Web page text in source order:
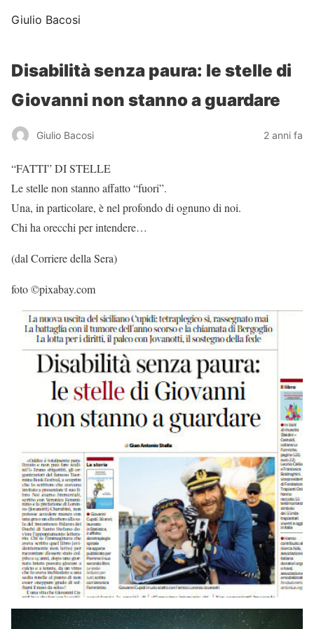
Giulio Bacosi
Disabilità senza paura: le stelle di
Giovanni non stanno a guardare
Giulio Bacosi 2 anni fa
“FATTI” DI STELLE
Le stelle non stanno affatto “fuori”.
Una, in particolare, è nel profondo di ognuno di noi.
Chi ha orecchi per intendere…
(dal Corriere della Sera)
foto ©pixabay.com